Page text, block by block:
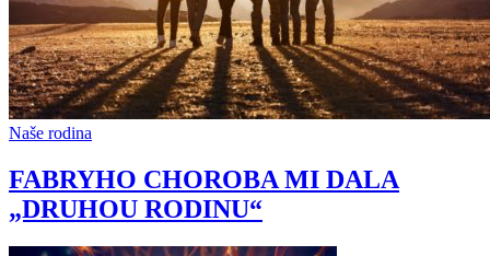
Naše rodina
FABRYHO CHOROBA MI DALA
„DRUHOU RODINU“